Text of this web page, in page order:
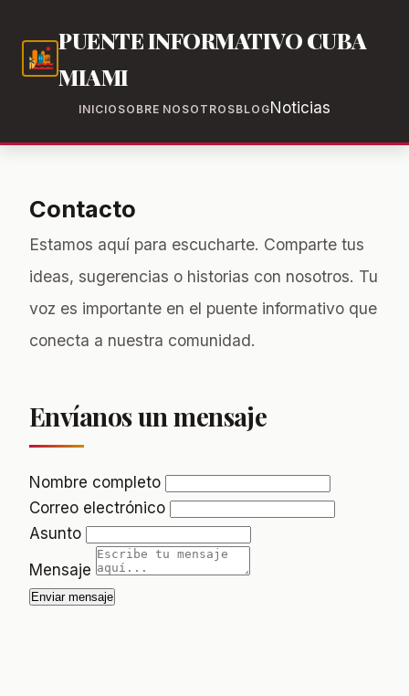
PUENTE INFORMATIVO CUBA
MIAMI
INICIO SOBRE NOSOTROSBLOG Noticias
Contacto
Estamos aquí para escucharte. Comparte tus
ideas, sugerencias o historias con nosotros. Tu
voz es importante en el puente informativo que
conecta a nuestra comunidad.
Envíanos un mensaje
Nombre completo
Correo electrónico
Asunto
Mensaje
Enviar mensaje